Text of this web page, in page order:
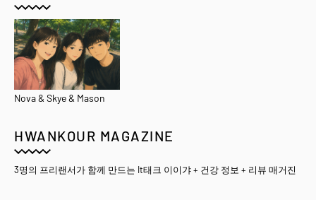
Nova & Skye & Mason
HWANKOUR MAGAZINE
3명의 프리랜서가 함께 만드는 It태크 이이갸 + 건강 정보 + 리뷰 매거진